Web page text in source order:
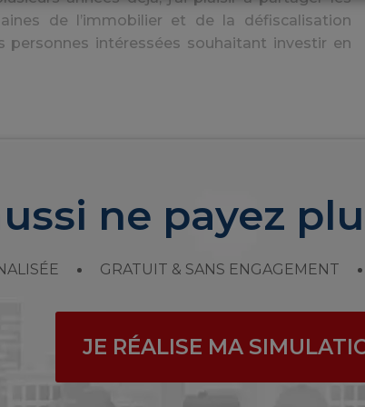
de l’immobilier et de la défiscalisation
intéressées souhaitant investir en
ne payez
GRATUIT & SANS ENGAGEMENT
JE RÉALISE MA